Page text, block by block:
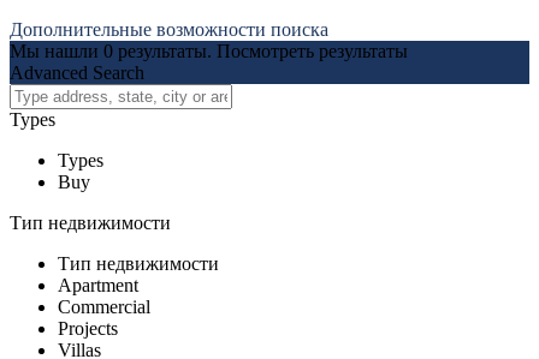
Дополнительные возможности поиска
Мы нашли 0 результаты. Посмотреть результаты
Advanced Search
Types
Types
Buy
Тип недвижимости
Тип недвижимости
Apartment
Commercial
Projects
Villas